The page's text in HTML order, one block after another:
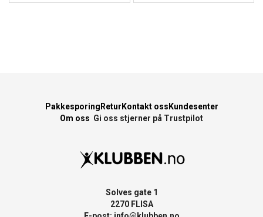
PakkesporingReturKontakt ossKundesenter
Om oss Gi oss stjerner på Trustpilot
Solves gate 1
2270 FLISA